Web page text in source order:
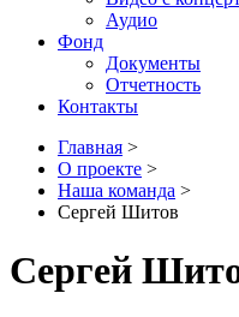
Аудио
Фонд
Документы
Отчетность
Контакты
Главная >
О проекте >
Наша команда >
Сергей Шитов
Сергей